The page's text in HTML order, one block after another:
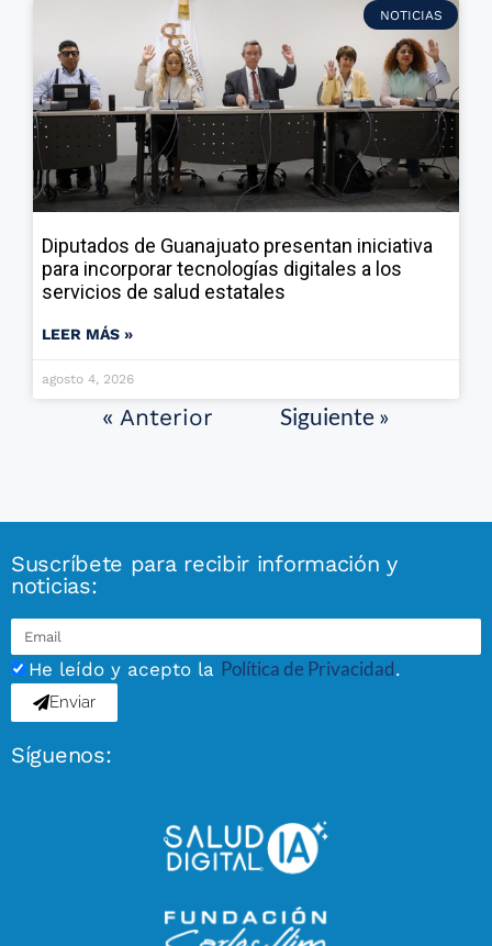
NOTICIAS
Diputados de Guanajuato presentan iniciativa
para incorporar tecnologías digitales a los
servicios de salud estatales
LEER MÁS »
agosto 4, 2026
« Anterior Siguiente »
Suscríbete para recibir información y
noticias:
He leído y acepto la Política de Privacidad.
Enviar
Síguenos: